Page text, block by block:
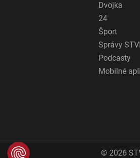
Dvojka
24
Šport
Správy
Podcasty
Mobilné
© 2026